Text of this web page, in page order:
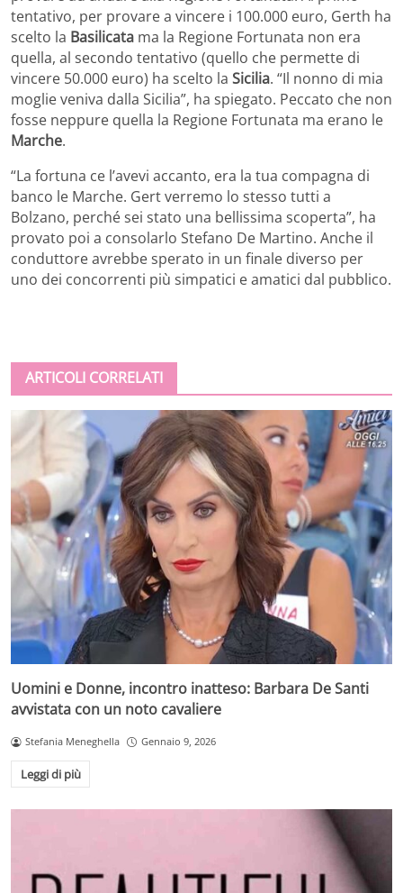
tentativo, per provare a vincere i 100.000 euro, Gerth ha
scelto la Basilicata ma la Regione Fortunata non era
quella, al secondo tentativo (quello che permette di
vincere 50.000 euro) ha scelto la Sicilia. “Il nonno di mia
moglie veniva dalla Sicilia”, ha spiegato. Peccato che non
fosse neppure quella la Regione Fortunata ma erano le
Marche.
“La fortuna ce l’avevi accanto, era la tua compagna di
banco le Marche. Gert verremo lo stesso tutti a
Bolzano, perché sei stato una bellissima scoperta”, ha
provato poi a consolarlo Stefano De Martino. Anche il
conduttore avrebbe sperato in un finale diverso per
uno dei concorrenti più simpatici e amatici dal pubblico.
ARTICOLI CORRELATI
Uomini e Donne, incontro inatteso: Barbara De Santi
avvistata con un noto cavaliere
Stefania Meneghella Gennaio 9, 2026
Leggi di più